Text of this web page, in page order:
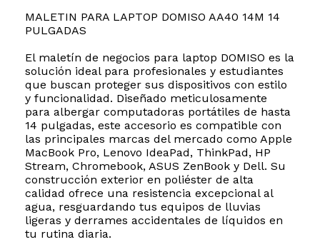
MALETIN PARA LAPTOP DOMISO AA40 14M 14
PULGADAS
El maletín de negocios para laptop DOMISO es la
solución ideal para profesionales y estudiantes
que buscan proteger sus dispositivos con estilo
y funcionalidad. Diseñado meticulosamente
para albergar computadoras portátiles de hasta
14 pulgadas, este accesorio es compatible con
las principales marcas del mercado como Apple
MacBook Pro, Lenovo IdeaPad, ThinkPad, HP
Stream, Chromebook, ASUS ZenBook y Dell. Su
construcción exterior en poliéster de alta
calidad ofrece una resistencia excepcional al
agua, resguardando tus equipos de lluvias
ligeras y derrames accidentales de líquidos en
tu rutina diaria.